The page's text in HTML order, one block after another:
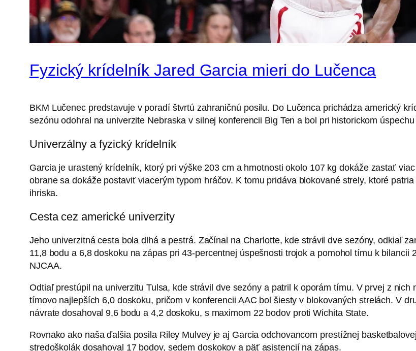
Fyzický krídelník Jared Garcia mieri do Lučenca
BKM Lučenec predstavuje v poradí štvrtú zahraničnú posilu. Do Lučenca prichádza americký
sezónu odohral na univerzite Nebraska v silnej konferencii Big Ten a bol pri historickom
Univerzálny a fyzický krídelník
Garcia je urastený krídelník, ktorý pri výške 203 cm a hmotnosti okolo 107 kg dokáže zastať
obrane sa dokáže postaviť viacerým typom hráčov. K tomu pridáva blokované strely, ktoré
ihriska.
Cesta cez americké univerzity
Jeho univerzitná cesta bola dlhá a pestrá. Začínal na Charlotte, kde strávil dve sezóny, odkiaľ
11,8 bodu a 6,8 doskoku na zápas pri 43-percentnej úspešnosti trojok a pomohol tímu k bilancii
NJCAA.
Odtiaľ prestúpil na univerzitu Tulsa, kde strávil dve sezóny a patril k oporám tímu. V prvej z
tímovo najlepších 6,0 doskoku, pričom v konferencii AAC bol šiesty v blokovaných strelách. V
návrate dosahoval 9,6 bodu a 4,2 doskoku, s maximom 22 bodov proti Wichita State.
Rovnako ako naša ďalšia posila Riley Mulvey je aj Garcia odchovancom prestížnej
stredoškolák dosahoval 17 bodov, sedem doskokov a päť asistencií na zápas.